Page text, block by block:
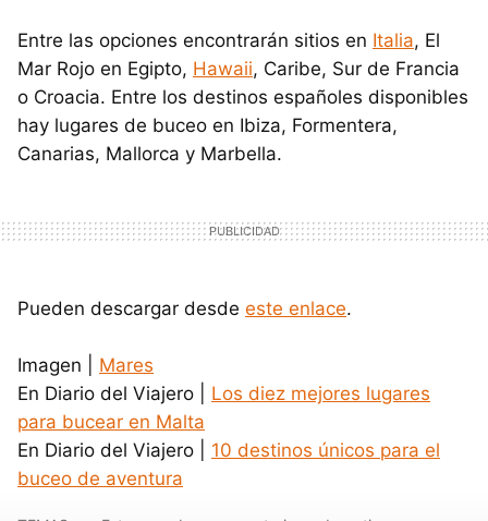
Entre las opciones encontrarán sitios en Italia, El
Mar Rojo en Egipto, Hawaii, Caribe, Sur de Francia
o Croacia. Entre los destinos españoles disponibles
hay lugares de buceo en Ibiza, Formentera,
Canarias, Mallorca y Marbella.
Pueden descargar desde este enlace.
Imagen | Mares
En Diario del Viajero | Los diez mejores lugares
para bucear en Malta
En Diario del Viajero | 10 destinos únicos para el
buceo de aventura